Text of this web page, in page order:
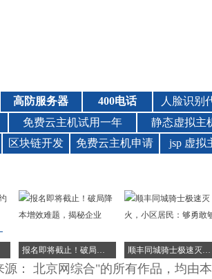
报名即将截止！破局降本增效难题，揭秘企业 顺丰同城骑士极速灭火，小区居民：够勇敢够
： 北京网综合"的所有作品，均由